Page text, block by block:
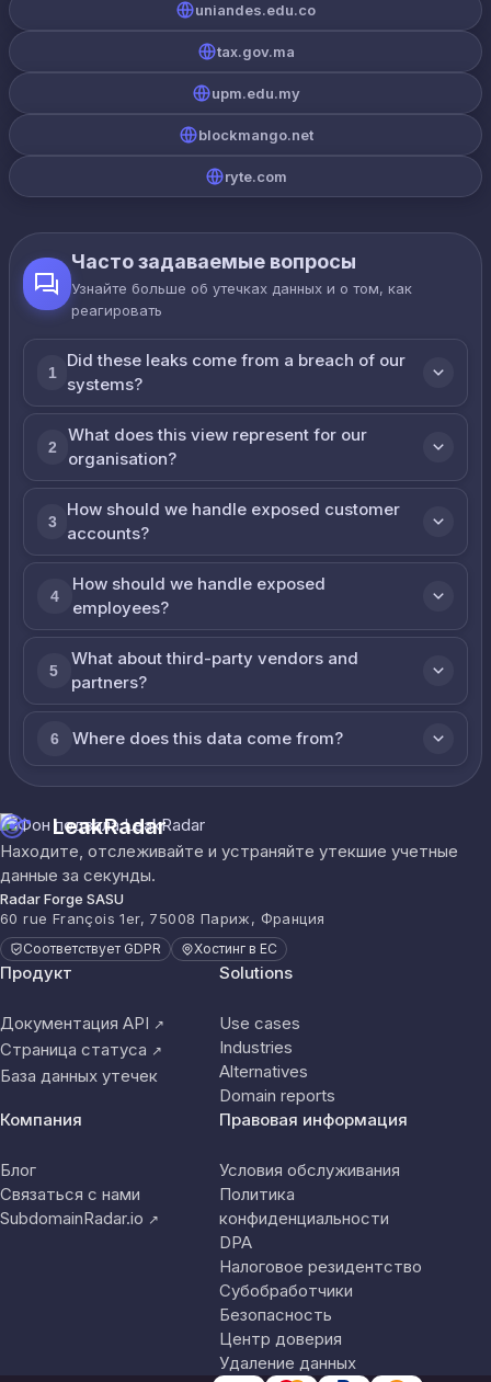
uniandes.edu.co
tax.gov.ma
upm.edu.my
blockmango.net
ryte.com
Часто задаваемые вопросы
Узнайте больше об утечках данных и о том, как
реагировать
1
Did these leaks come from a breach of our
systems?
2
What does this view represent for our
organisation?
3
How should we handle exposed customer
accounts?
4
How should we handle exposed
employees?
5
What about third-party vendors and
partners?
6 Where does this data come from?
LeakRadar
Находите, отслеживайте и устраняйте утекшие учетные
данные за секунды.
Radar Forge SASU
60 rue François 1er, 75008 Париж, Франция
Соответствует GDPR Хостинг в ЕС
Продукт
Документация API ↗
Страница статуса ↗
База данных утечек
Solutions
Use cases
Industries
Alternatives
Domain reports
Компания
Блог
Связаться с нами
SubdomainRadar.io ↗
Правовая информация
Условия обслуживания
Политика
конфиденциальности
DPA
Налоговое резидентство
Субобработчики
Безопасность
Центр доверия
Удаление данных